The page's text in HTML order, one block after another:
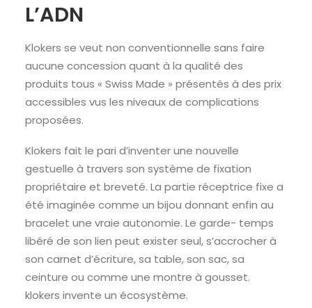
L’ADN
Klokers se veut non conventionnelle sans faire
aucune concession quant à la qualité des
produits tous « Swiss Made » présentés à des prix
accessibles vus les niveaux de complications
proposées.
Klokers fait le pari d’inventer une nouvelle
gestuelle à travers son système de fixation
propriétaire et breveté. La partie réceptrice fixe a
été imaginée comme un bijou donnant enfin au
bracelet une vraie autonomie. Le garde- temps
libéré de son lien peut exister seul, s’accrocher à
son carnet d’écriture, sa table, son sac, sa
ceinture ou comme une montre à gousset.
klokers invente un écosystème.